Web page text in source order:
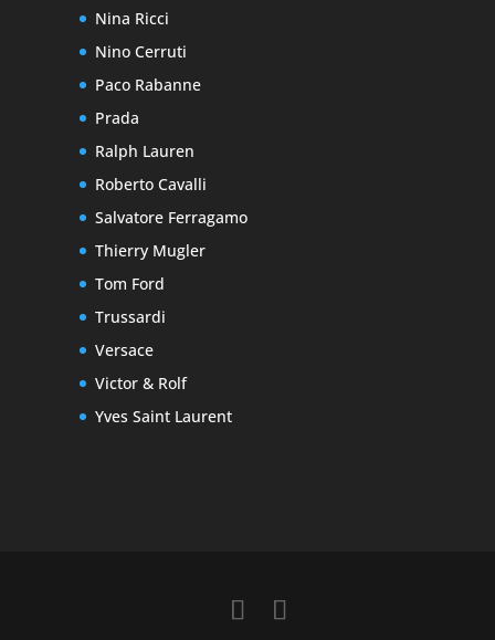
Nina Ricci
Nino Cerruti
Paco Rabanne
Prada
Ralph Lauren
Roberto Cavalli
Salvatore Ferragamo
Thierry Mugler
Tom Ford
Trussardi
Versace
Victor & Rolf
Yves Saint Laurent